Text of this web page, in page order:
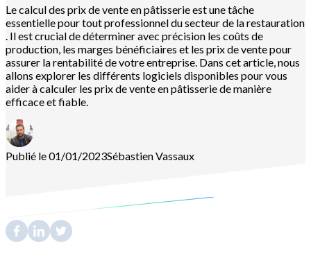
Le calcul des prix de vente en pâtisserie est une tâche
essentielle pour tout professionnel du secteur de la restauration
. Il est crucial de déterminer avec précision les coûts de
production, les marges bénéficiaires et les prix de vente pour
assurer la rentabilité de votre entreprise. Dans cet article, nous
allons explorer les différents logiciels disponibles pour vous
aider à calculer les prix de vente en pâtisserie de manière
efficace et fiable.
Publié le 01/01/2023SébastienVassaux